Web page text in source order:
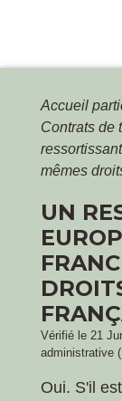
Accueil
Contrats de
mêmes
UN
Vérifié le 21
administrative
Oui. S'il